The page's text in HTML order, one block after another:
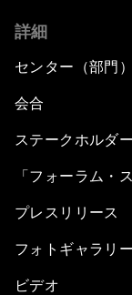
詳細
センター（部門）
会合
ステークホルダ
「フォーラム・
プレスリリース
フォトギャラリー
ビデオ